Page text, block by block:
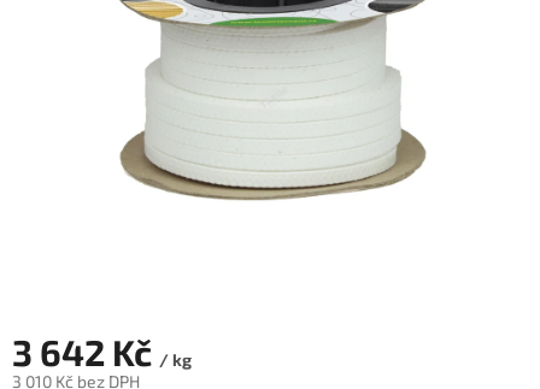
3 642 Kč / kg
3 010 Kč bez DPH